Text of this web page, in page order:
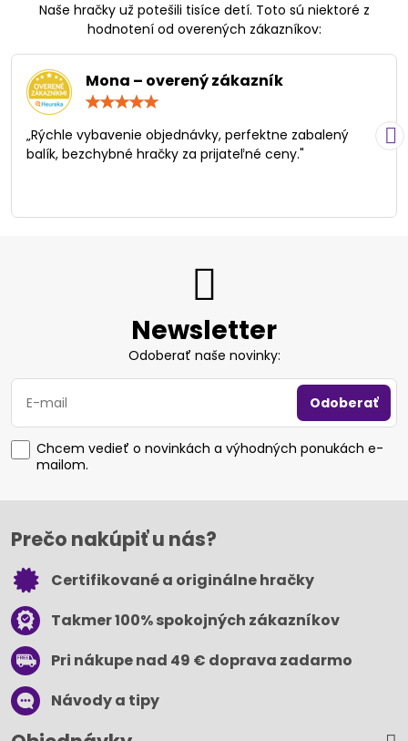
Naše hračky už potešili tisíce detí. Toto sú niektoré z
hodnotení od overených zákazníkov:
Mona – overený zákazník
/
5
„Rýchle vybavenie objednávky, perfektne zabalený
balík, bezchybné hračky za prijateľné ceny."
Newsletter
Odoberať naše novinky:
Odoberať
Chcem vedieť o novinkách a výhodných ponukách e-
mailom.
Prečo nakúpiť u nás?
Certifikované a originálne hračky
Takmer 100% spokojných zákazníkov
Pri nákupe nad 49 € doprava zadarmo
Návody a tipy